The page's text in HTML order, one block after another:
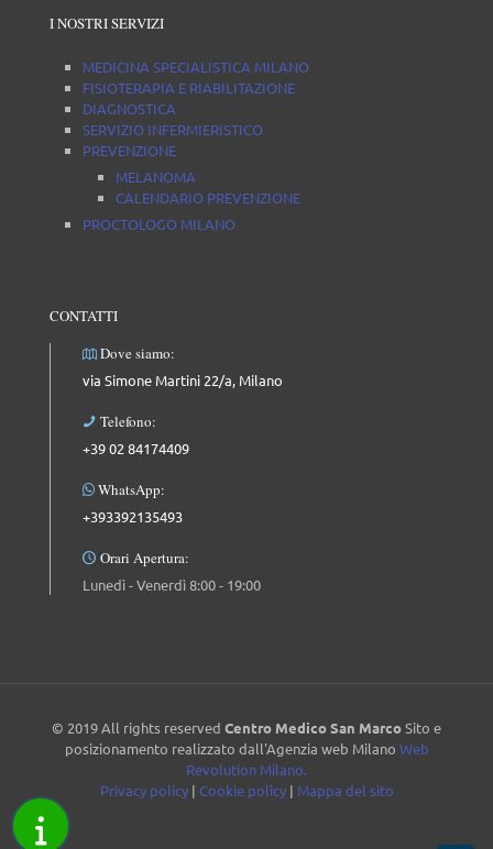
I NOSTRI SERVIZI
MEDICINA SPECIALISTICA MILANO
FISIOTERAPIA E RIABILITAZIONE
DIAGNOSTICA
SERVIZIO INFERMIERISTICO
PREVENZIONE
MELANOMA
CALENDARIO PREVENZIONE
PROCTOLOGO MILANO
CONTATTI
Dove siamo:
via Simone Martini 22/a, Milano
Telefono:
+39 02 84174409
WhatsApp:
+393392135493
Orari Apertura:
Lunedì - Venerdì 8:00 - 19:00
© 2019 All rights reserved Centro Medico San MarcoSito e
posizionamento realizzato dall'Agenzia web Milano Web
Revolution Milano.
Privacy policy| Cookie policy| Mappa del sito